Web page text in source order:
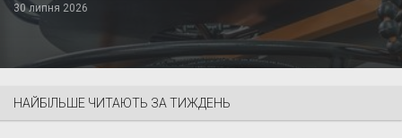
30 липня 2026
НАЙБІЛЬШЕ ЧИТАЮТЬ ЗА ТИЖДЕНЬ